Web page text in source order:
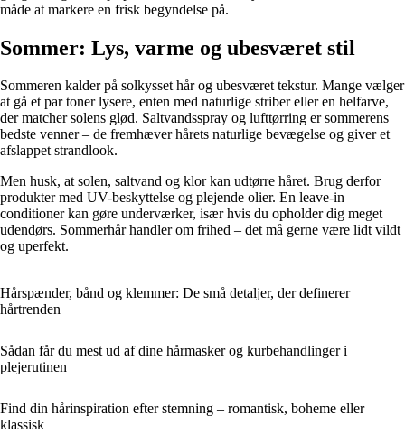
måde at markere en frisk begyndelse på.
Sommer: Lys, varme og ubesværet stil
Sommeren kalder på solkysset hår og ubesværet tekstur. Mange vælger
at gå et par toner lysere, enten med naturlige striber eller en helfarve,
der matcher solens glød. Saltvandsspray og lufttørring er sommerens
bedste venner – de fremhæver hårets naturlige bevægelse og giver et
afslappet strandlook.
Men husk, at solen, saltvand og klor kan udtørre håret. Brug derfor
produkter med UV-beskyttelse og plejende olier. En leave-in
conditioner kan gøre underværker, især hvis du opholder dig meget
udendørs. Sommerhår handler om frihed – det må gerne være lidt vildt
og uperfekt.
Hårspænder, bånd og klemmer: De små detaljer, der definerer
hårtrenden
Sådan får du mest ud af dine hårmasker og kurbehandlinger i
plejerutinen
Find din hårinspiration efter stemning – romantisk, boheme eller
klassisk